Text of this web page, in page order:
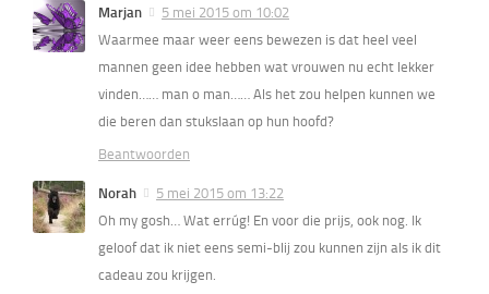
Marjan
5 mei 2015 om 10:02
Waarmee maar weer eens bewezen is dat heel veel
mannen geen idee hebben wat vrouwen nu echt lekker
vinden…… man o man…… Als het zou helpen kunnen we
die beren dan stukslaan op hun hoofd?
Beantwoorden
Norah
5 mei 2015 om 13:22
Oh my gosh… Wat errúg! En voor die prijs, ook nog. Ik
geloof dat ik niet eens semi-blij zou kunnen zijn als ik dit
cadeau zou krijgen.